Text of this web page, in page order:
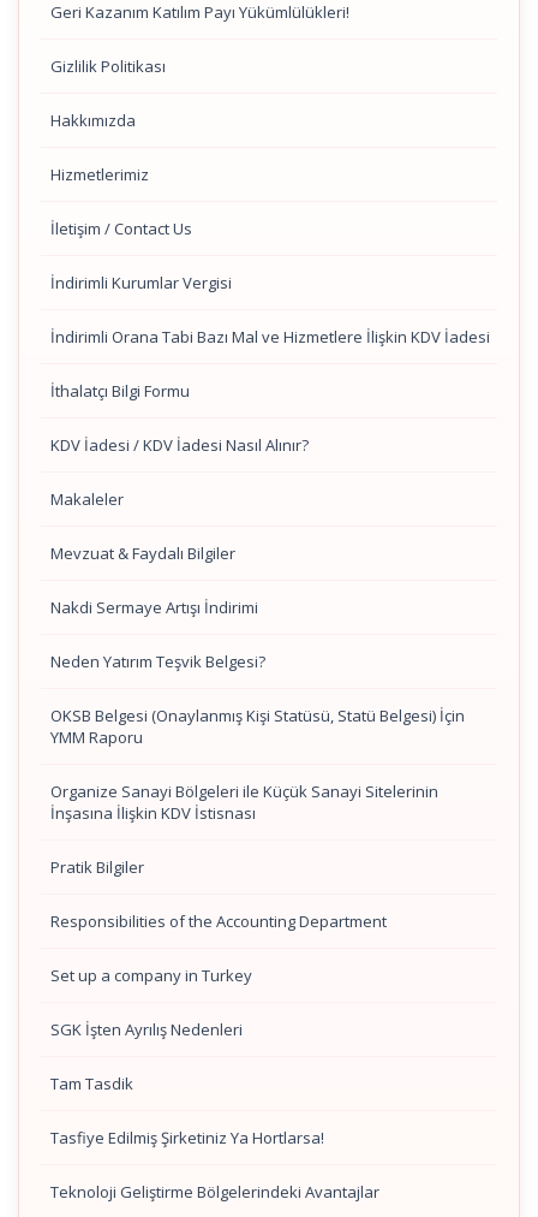
Geri Kazanım Katılım Payı Yükümlülükleri!
Gizlilik Politikası
Hakkımızda
Hizmetlerimiz
İletişim / Contact Us
İndirimli Kurumlar Vergisi
İndirimli Orana Tabi Bazı Mal ve Hizmetlere İlişkin KDV İadesi
İthalatçı Bilgi Formu
KDV İadesi / KDV İadesi Nasıl Alınır?
Makaleler
Mevzuat & Faydalı Bilgiler
Nakdi Sermaye Artışı İndirimi
Neden Yatırım Teşvik Belgesi?
OKSB Belgesi (Onaylanmış Kişi Statüsü, Statü Belgesi) İçin
YMM Raporu
Organize Sanayi Bölgeleri ile Küçük Sanayi Sitelerinin
İnşasına İlişkin KDV İstisnası
Pratik Bilgiler
Responsibilities of the Accounting Department
Set up a company in Turkey
SGK İşten Ayrılış Nedenleri
Tam Tasdik
Tasfiye Edilmiş Şirketiniz Ya Hortlarsa!
Teknoloji Geliştirme Bölgelerindeki Avantajlar